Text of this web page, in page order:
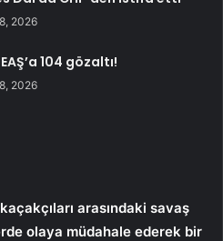
2026
104 gözaltı!
2026
arasındaki savaş
olaya müdahale ederek bir